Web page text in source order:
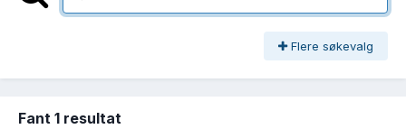
Flere søkevalg
Fant 1 resultat